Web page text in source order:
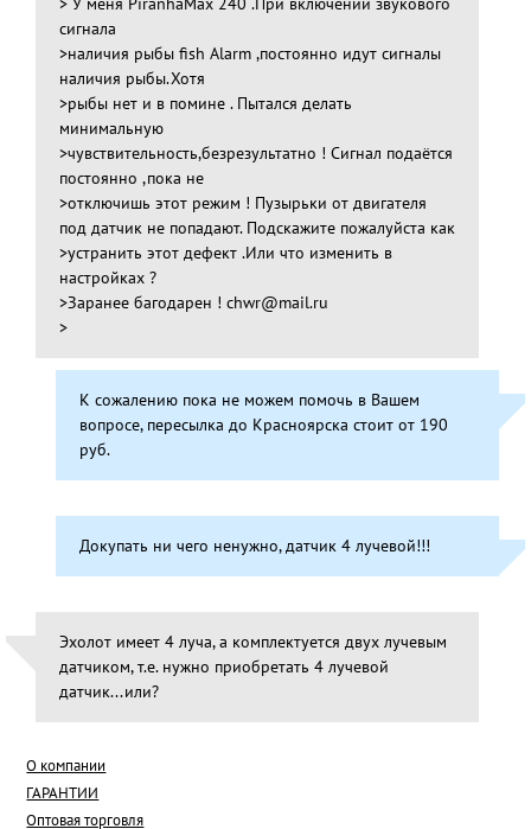
сигнала
>наличия рыбы fish Alarm ,постоянно идут сигналы
наличия рыбы.Хотя
>рыбы нет и в помине . Пытался делать
минимальную
>чувствительность,безрезультатно ! Сигнал подаётся
постоянно ,пока не
>отключишь этот режим ! Пузырьки от двигателя
под датчик не попадают. Подскажите пожалуйста как
>устранить этот дефект .Или что изменить в
настройках ?
>Заранее багодарен ! chwr@mail.ru
>
К сожалению пока не можем помочь в Вашем
вопросе, пересылка до Красноярска стоит от 190
руб.
Докупать ни чего ненужно, датчик 4 лучевой!!!
Эхолот имеет 4 луча, а комплектуется двух лучевым
датчиком, т.е. нужно приобретать 4 лучевой
датчик...или?
О компании
ГАРАНТИИ
Оптовая торговля